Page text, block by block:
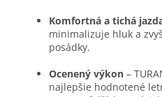
Komfortná a tichá
minimalizuje hluk a
posádky.
Ocenený výkon –
najlepšie hodnotené